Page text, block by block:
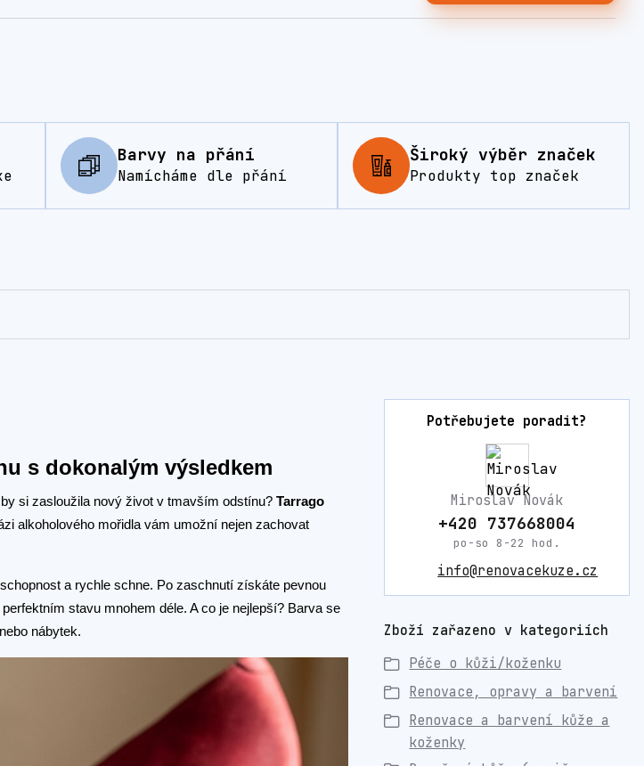
Barvy na přání
Namícháme dle přání
Široký výběr značek
Produkty top značek
s dokonalým výsledkem
si zasloužila nový život v tmavším odstínu? Tarrago
alkoholového mořidla vám umožní nejen zachovat
a rychle schne. Po zaschnutí získáte pevnou
stavu mnohem déle. A co je nejlepší? Barva se
nábytek.
Potřebujete poradit?
Miroslav Novák
+420 737668004
po-so 8-22 hod.
info@renovacekuze.cz
Zboží zařazeno v kategoriích
Péče o kůži/koženku
Renovace, opravy a barvení
Renovace a barvení kůže a
koženky